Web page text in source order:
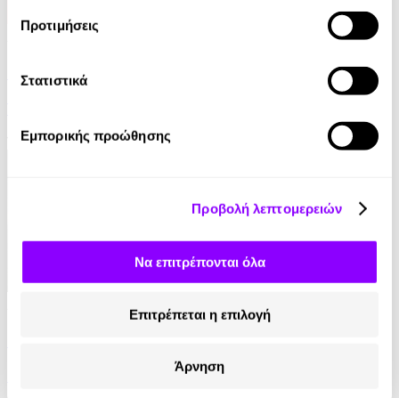
Προτιμήσεις
Στατιστικά
Εμπορικής προώθησης
Προβολή λεπτομερειών
Να επιτρέπονται όλα
Επιτρέπεται η επιλογή
Άρνηση
Audiobook • 1 Credit
Στο Σπίτι Της
16.90€